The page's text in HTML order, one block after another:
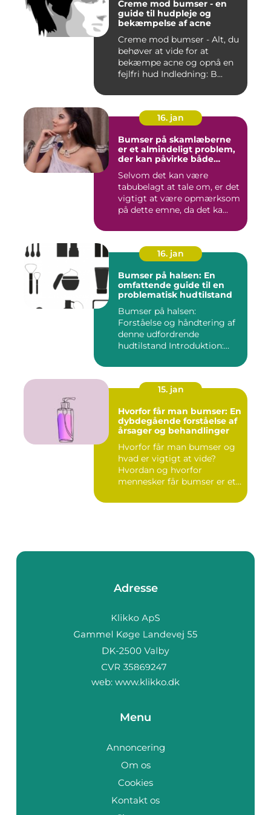
Creme mod bumser - en
guide til hudpleje og
bekæmpelse af acne
Creme mod bumser - Alt, du
behøver at vide for at
bekæmpe acne og opnå en
fejlfri hud Indledning: B...
16. jan
Bumser på skamlæberne
er et almindeligt problem,
der kan påvirke både
områder
Selvom det kan være
tabubelagt at tale om, er det
vigtigt at være opmærksom
på dette emne, da det ka...
16. jan
Bumser på halsen: En
omfattende guide til en
problematisk hudtilstand
Bumser på halsen:
Forståelse og håndtering af
denne udfordrende
hudtilstand Introduktion:
15. jan
Hvorfor får man bumser: En
dybdegående forståelse af
årsager og behandlinger
Hvorfor får man bumser og
hvad er vigtigt at vide?
Hvordan og hvorfor
mennesker får bumser er et
Adresse
web: www.klikko.dk
Menu
Annoncering
Om os
Cookies
Kontakt os